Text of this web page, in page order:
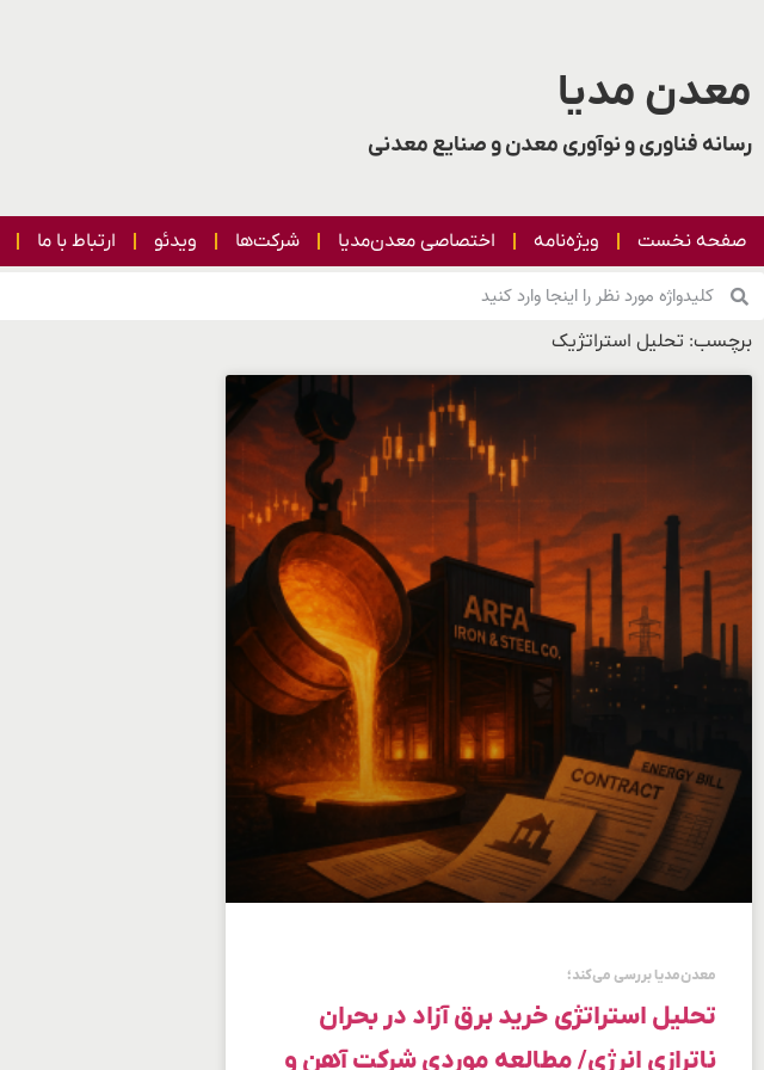
معدن مدیا
رسانه فناوری و نوآوری معدن و صنایع معدنی
صفحه نخست ویژه‌نامه اختصاصی معدن‌مدیا شرکت‌ها ویدئو ارتباط با ما
برچسب: تحلیل استراتژیک
معدن‌مدیا بررسی می‌کند؛
تحلیل استراتژی خرید برق آزاد در بحران
ناترازی انرژی/ مطالعه موردی شرکت آهن و